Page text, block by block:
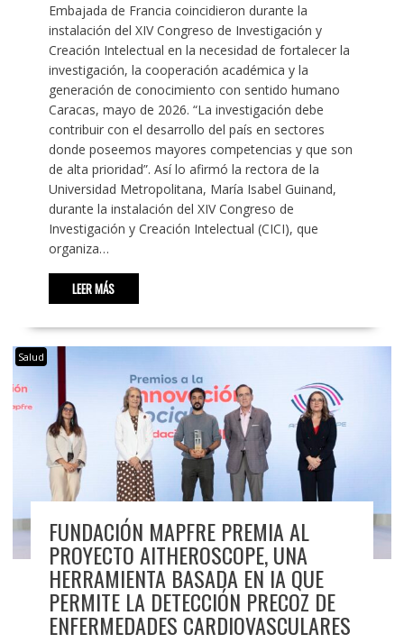
Embajada de Francia coincidieron durante la
instalación del XIV Congreso de Investigación y
Creación Intelectual en la necesidad de fortalecer la
investigación, la cooperación académica y la
generación de conocimiento con sentido humano
Caracas, mayo de 2026. “La investigación debe
contribuir con el desarrollo del país en sectores
donde poseemos mayores competencias y que son
de alta prioridad”. Así lo afirmó la rectora de la
Universidad Metropolitana, María Isabel Guinand,
durante la instalación del XIV Congreso de
Investigación y Creación Intelectual (CICI), que
organiza…
LEER MÁS
Salud
FUNDACIÓN MAPFRE PREMIA AL
PROYECTO AITHEROSCOPE, UNA
HERRAMIENTA BASADA EN IA QUE
PERMITE LA DETECCIÓN PRECOZ DE
ENFERMEDADES CARDIOVASCULARES